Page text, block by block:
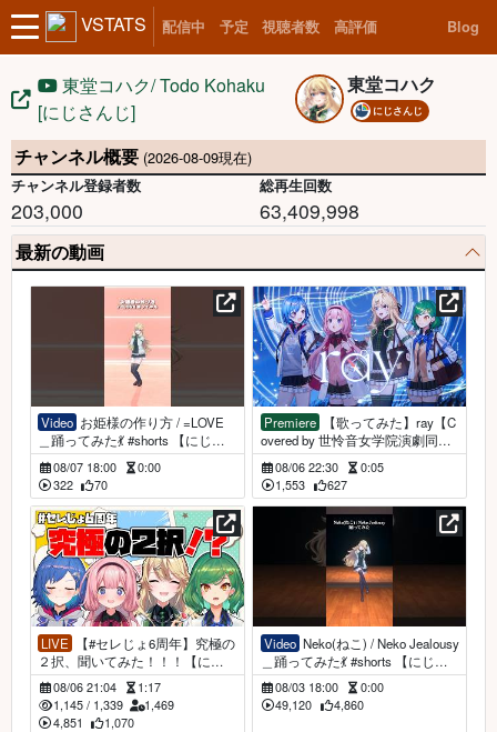
VSTATS 配信中 予定 視聴者数 高評価 Blog
東堂コハク/ Todo Kohaku
[にじさんじ]
東堂コハク
にじさんじ
チャンネル概要 (2026-08-09現在)
チャンネル登録者数
203,000
総再生回数
63,409,998
最新の動画
Video
＿踊ってみた💃 #shorts 【にじさ
んじ/東堂コハク】
08/07 18:00
0:00
322
70
Premiere【歌ってみた】ray【C
overed by 世怜音女学院演劇同好
会 /にじさんじ】
08/06 22:30
0:05
1,553
627
LIVE
２択、聞いてみた！！！【にじ
さんじ/東堂コハク】
08/06 21:04
1:17
1,145/ 1,339
1,469
4,851
1,070
Video
＿踊ってみた💃 #shorts 【にじさ
んじ/東堂コハク】
08/03 18:00
0:00
49,120
4,860